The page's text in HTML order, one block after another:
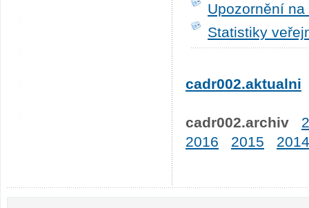
Upozornění
Statistiky
cadr002.aktualni
cadr002.archiv
2016
2015 2014